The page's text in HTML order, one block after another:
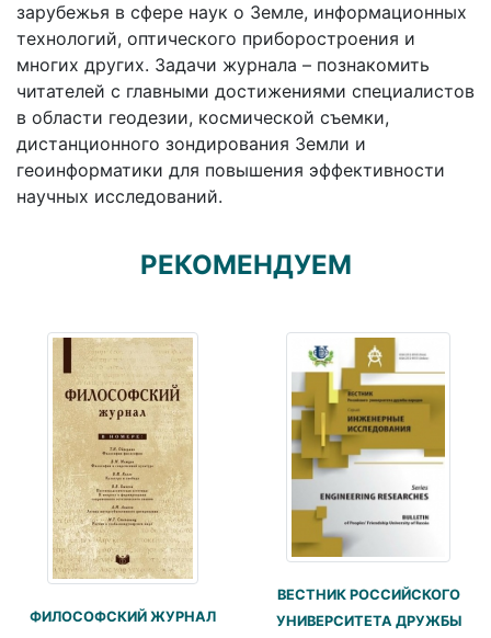
зарубежья в сфере наук о Земле, информационных
технологий, оптического приборостроения и
многих других. Задачи журнала – познакомить
читателей с главными достижениями специалистов
в области геодезии, космической съемки,
дистанционного зондирования Земли и
геоинформатики для повышения эффективности
научных исследований.
РЕКОМЕНДУЕМ
ФИЛОСОФСКИЙ ЖУРНАЛ
ВЕСТНИК РОССИЙСКОГО
УНИВЕРСИТЕТА ДРУЖБЫ